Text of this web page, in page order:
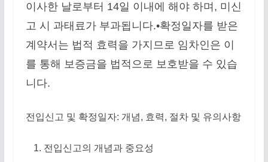
이사한 날로부터 14일 이내에 해야 하며, 미신
고 시 과태료가 부과됩니다.•확정일자를 받은
계약서는 법적 효력을 가지므로 임차인은 이
를 통해 보증금을 법적으로 보호받을 수 있습
니다.
전입신고 및 확정일자: 개념, 효력, 절차 및 유의사항
전입신고의 개념과 중요성